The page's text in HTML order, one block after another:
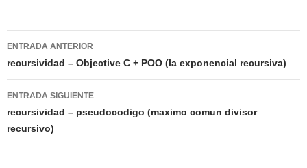
Navegación
de
entradas
ENTRADA ANTERIOR
recursividad – Objective C + POO (la exponencial recursiva)
ENTRADA SIGUIENTE
recursividad – pseudocodigo (maximo comun divisor
recursivo)